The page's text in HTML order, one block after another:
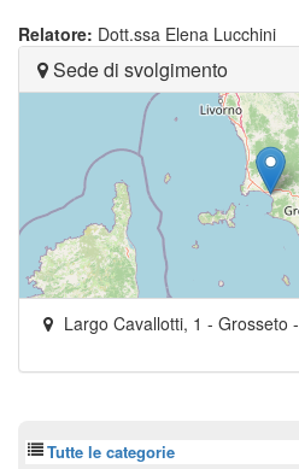
Relatore: Dott.ssa Elena Lucchini
Sede di svolgimento
Largo Cavallotti, 1 - Grosseto -
Tutte le categorie